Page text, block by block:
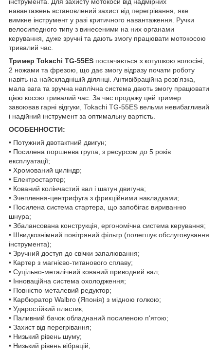
навантажень встановлений захист від перегрівання, яке
вимкне інструмент у разі критичного навантаження. Ручки
велосипедного типу з винесеними на них органами
керування, дуже зручні та дають змогу працювати мотокосою
тривалий час.
Тример Tokachi TG-55ES постачається з котушкою волосіні,
2 ножами та фрезою, що дає змогу відразу почати роботу
навіть на найскладнішій ділянці. Антивібраційна розв'язка,
мала вага та зручна наплічна система дають змогу працювати
цією косою тривалий час. За час продажу цей тример
завоював гарні відгуки, Tokachi TG-55ES вельми невибагливий
і надійний інструмент за оптимальну вартість.
ОСОБЕННОСТИ:
• Потужний двотактний двигун;
• Посилена поршнева група, з ресурсом до 5 років
експлуатації;
• Хромований циліндр;
• Електростартер;
• Кований колінчастий вал і шатун двигуна;
• Зчеплення-центрифуга з фрикційними накладками;
• Посилена система стартера, що запобігає вириванню
шнура;
• Збалансована конструкція, ергономічна система керування;
• Швидкознімний повітряний фільтр (полегшує обслуговування
інструмента);
• Зручний доступ до свічки запалювання;
• Картер з магнієво-титанового сплаву;
• Суцільно-металічний кований приводний вал;
• Інноваційна система охолодження;
• Повністю металевий редуктор;
• Карбюратор Walbro (Японія) з мідною голкою;
• Ударостійкий пластик;
• Паливний бачок обладнаний посиленою п'ятою;
• Захист від перегрівання;
• Низький рівень шуму;
• Низький рівень вібрацій;